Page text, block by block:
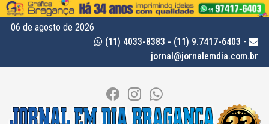
06 de agosto de 2026
(11) 4033-8383 - (11) 9.7417-6403 -
jornal@jornalemdia.com.br